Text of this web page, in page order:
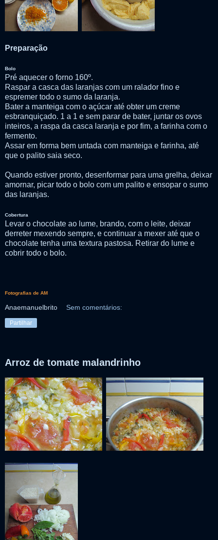
Preparação
Bolo
Pré aquecer o forno 160º.
Raspar a casca das laranjas com um ralador fino e
espremer todo o sumo da laranja.
Bater a manteiga com o açúcar até obter um creme
esbranquiçado. 1 a 1 e sem parar de bater, juntar os ovos
inteiros, a raspa da casca laranja e por fim, a farinha com o
fermento.
Assar em forma bem untada com manteiga e farinha, até
que o palito saia seco.
Quando estiver pronto, desenformar para uma grelha, deixar
amornar, picar todo o bolo com um palito e ensopar o sumo
das laranjas.
Cobertura
Levar o chocolate ao lume, brando, com o leite, deixar
derreter mexendo sempre, e continuar a mexer até que o
chocolate tenha uma textura pastosa. Retirar do lume e
cobrir todo o bolo.
Fotografias de AM
Anaemanuelbrito Sem comentários:
Partilhar
Arroz de tomate malandrinho